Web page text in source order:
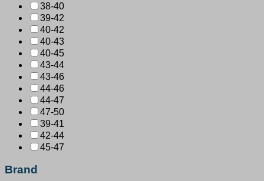
38-40
39-42
40-42
40-43
40-45
43-44
43-46
44-46
44-47
47-50
39-41
42-44
45-47
Brand